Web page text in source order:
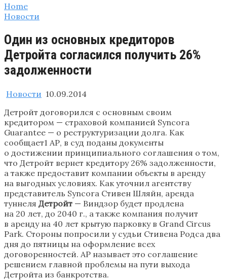
Home
Новости
Один из основных кредиторов
Детройта согласился получить 26%
задолженности
Новости 10.09.2014
Детройт договорился с основным своим
кредитором — страховой компанией Syncora
Guarantee — о реструктуризации долга. Как
сообщает1 АР, в суд поданы документы
о достижении принципиального соглашения о том,
что Детройт вернет кредитору 26% задолженности,
а также предоставит компании объекты в аренду
на выгодных условиях. Как уточнил агентству
представитель Syncora Стивен Шляйн, аренда
туннеля Детройт — Виндзор будет продлена
на 20 лет, до 2040 г., а также компания получит
в аренду на 40 лет крытую парковку в Grand Circus
Park. Стороны попросили у судьи Стивена Родса два
дня до пятницы на оформление всех
договоренностей. АР называет это соглашение
решением главной проблемы на пути выхода
Детройта из банкротства.